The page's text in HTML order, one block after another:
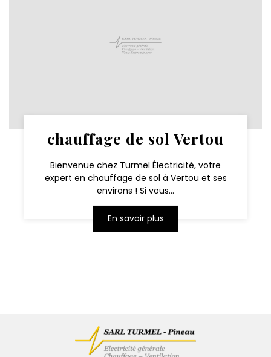
chauffage de sol Vertou
Bienvenue chez Turmel Électricité, votre
expert en chauffage de sol à Vertou et ses
environs ! Si vous...
En savoir plus